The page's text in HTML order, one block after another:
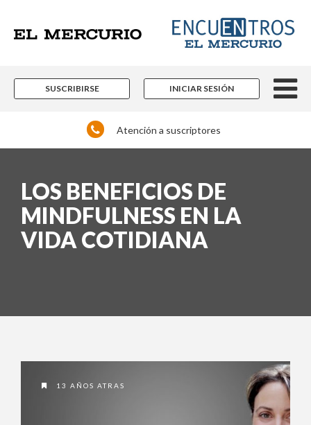
SUSCRIBIRSE INICIAR SESIÓN
Atención a suscriptores
LOS BENEFICIOS DE
MINDFULNESS EN LA
VIDA COTIDIANA
13 AÑOS ATRAS